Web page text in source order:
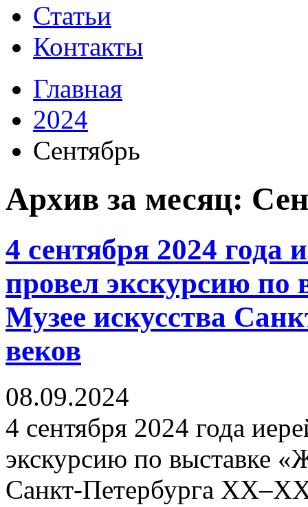
Статьи
Контакты
Главная
2024
Сентябрь
Архив за месяц:
4 сентября 2024
провел экскурсию
Музее искусства
веков
08.09.2024
4 сентября 2024 года
экскурсию по выставке
Санкт-Петербурга